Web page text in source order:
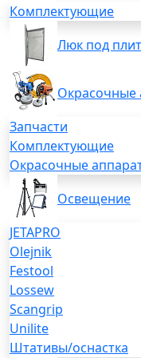
Комплектующие
Люк под
Окрасочные
Запчасти
Комплектующие
Окрасочные
Освещение
JETAPRO
Olejnik
Festool
Lossew
Scangrip
Unilite
Штативы/оснастка